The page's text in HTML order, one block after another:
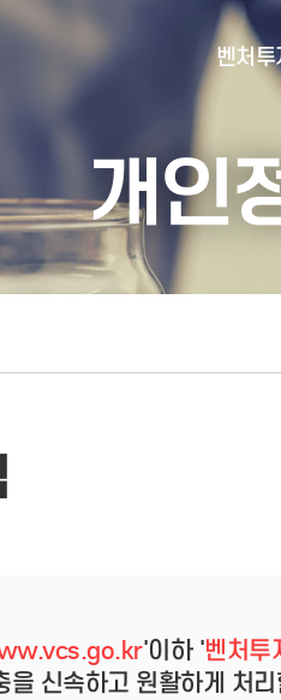
벤처
- 벤처투자
- 벤처투자
개인
'이하 '벤처투
신속하고 원활하게 처